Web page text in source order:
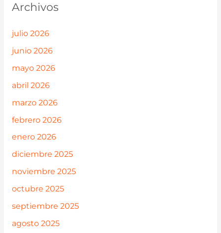
Archivos
julio 2026
junio 2026
mayo 2026
abril 2026
marzo 2026
febrero 2026
enero 2026
diciembre 2025
noviembre 2025
octubre 2025
septiembre 2025
agosto 2025